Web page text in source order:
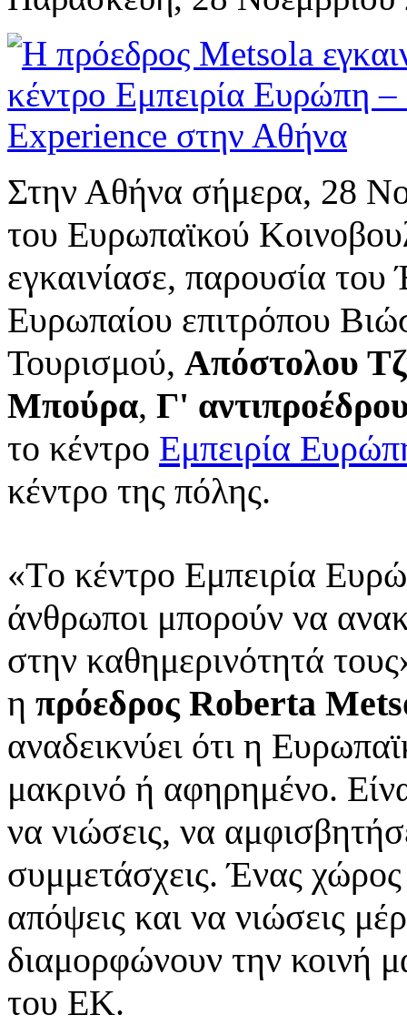
Στην Αθήνα σήμερα, 28
του Ευρωπαϊκού
εγκαινίασε, παρουσία
Ευρωπαίου επιτρόπου
Τουρισμού, Απόστολου
Μπούρα, Γ'
το κέντρο Εμπειρία
κέντρο της πόλης.
«Tο κέντρο Εμπειρία
άνθρωποι μπορούν να
στην καθημερινότητά
η πρόεδρος Roberta
αναδεικνύει ότι η
μακρινό ή αφηρημένο.
να νιώσεις, να
συμμετάσχεις. Ένας χώρος
απόψεις και να νιώσεις
διαμορφώνουν την κοινή
του ΕΚ.